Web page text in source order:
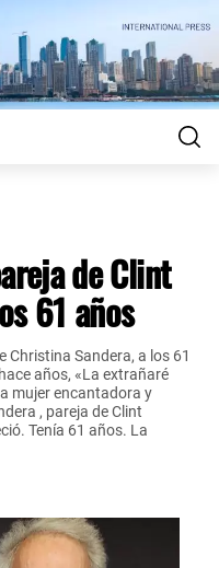
de Clint
61 años
Sandera, a los 61
años, «La extrañaré
mujer encantadora y
, pareja de Clint
Tenía 61 años. La